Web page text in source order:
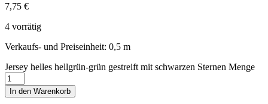
7,75 €
4 vorrätig
Verkaufs- und Preiseinheit: 0,5 m
Jersey helles hellgrün-grün gestreift mit schwarzen Sternen Menge
In den Warenkorb